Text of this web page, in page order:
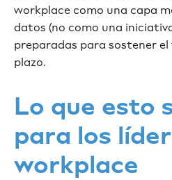
workplace como una capa
datos (no como una
preparadas para sostener
plazo.
Lo que esto
para los
workplace